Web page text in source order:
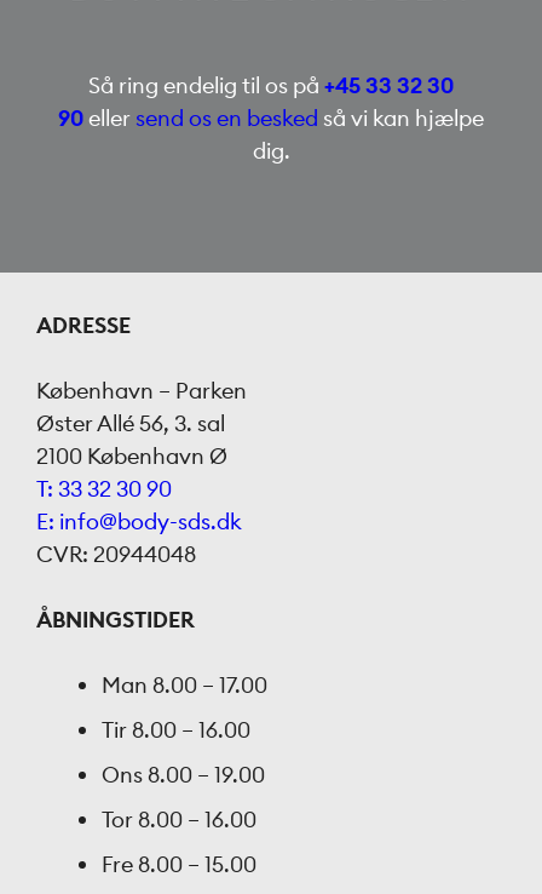
Så ring endelig til os på +45 33 32 30
90eller send os en besked så vi kan hjælpe
dig.
ADRESSE
København – Parken
Øster Allé 56, 3. sal
2100 København Ø
T: 33 32 30 90
E: info@body-sds.dk
CVR: 20944048
ÅBNINGSTIDER
Man 8.00 – 17.00
Tir 8.00 – 16.00
Ons 8.00 – 19.00
Tor 8.00 – 16.00
Fre 8.00 – 15.00